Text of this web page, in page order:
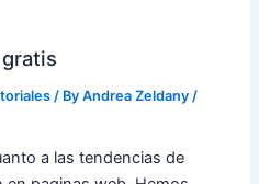
/ ByAndrea Zeldany /
a las tendencias de